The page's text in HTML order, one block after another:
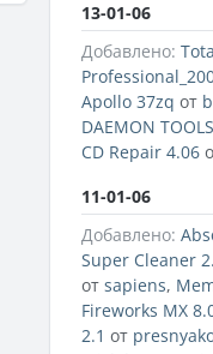
13-01-06
Добавлено:
Apollo 37zq от
DAEMON
CD Repair 4.06
11-01-06
Добавлено:
Super Cleaner
от sapiens,
Fireworks MX
2.1 от